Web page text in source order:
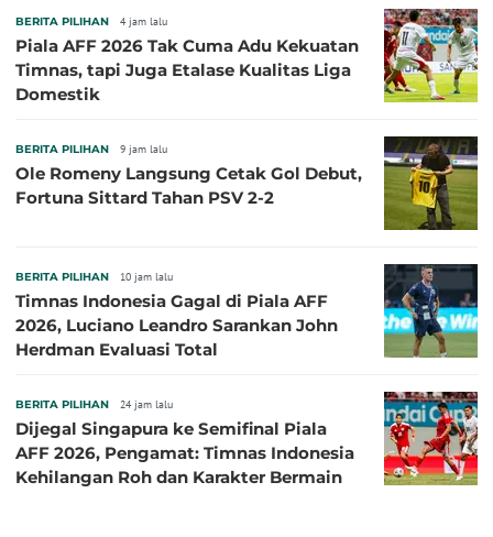
BERITA PILIHAN 4 jam lalu
Piala AFF 2026 Tak Cuma Adu Kekuatan
Timnas, tapi Juga Etalase Kualitas Liga
Domestik
BERITA PILIHAN 9 jam lalu
Ole Romeny Langsung Cetak Gol Debut,
Fortuna Sittard Tahan PSV 2-2
BERITA PILIHAN 10 jam lalu
Timnas Indonesia Gagal di Piala AFF
2026, Luciano Leandro Sarankan John
Herdman Evaluasi Total
BERITA PILIHAN 24 jam lalu
Dijegal Singapura ke Semifinal Piala
AFF 2026, Pengamat: Timnas Indonesia
Kehilangan Roh dan Karakter Bermain